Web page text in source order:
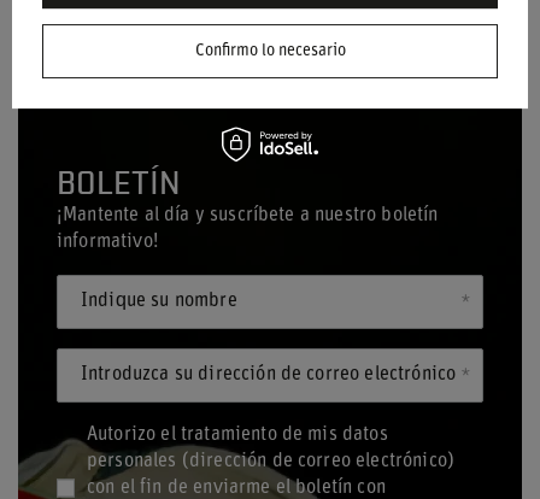
BOLETÍN
¡Mantente al día y suscríbete a nuestro boletín
informativo!
Indique su nombre
Introduzca su dirección de correo electrónico
Autorizo el tratamiento de mis datos
personales (dirección de correo electrónico)
con el fin de enviarme el boletín con
Confirmo lo necesario